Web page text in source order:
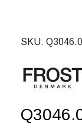
SKU